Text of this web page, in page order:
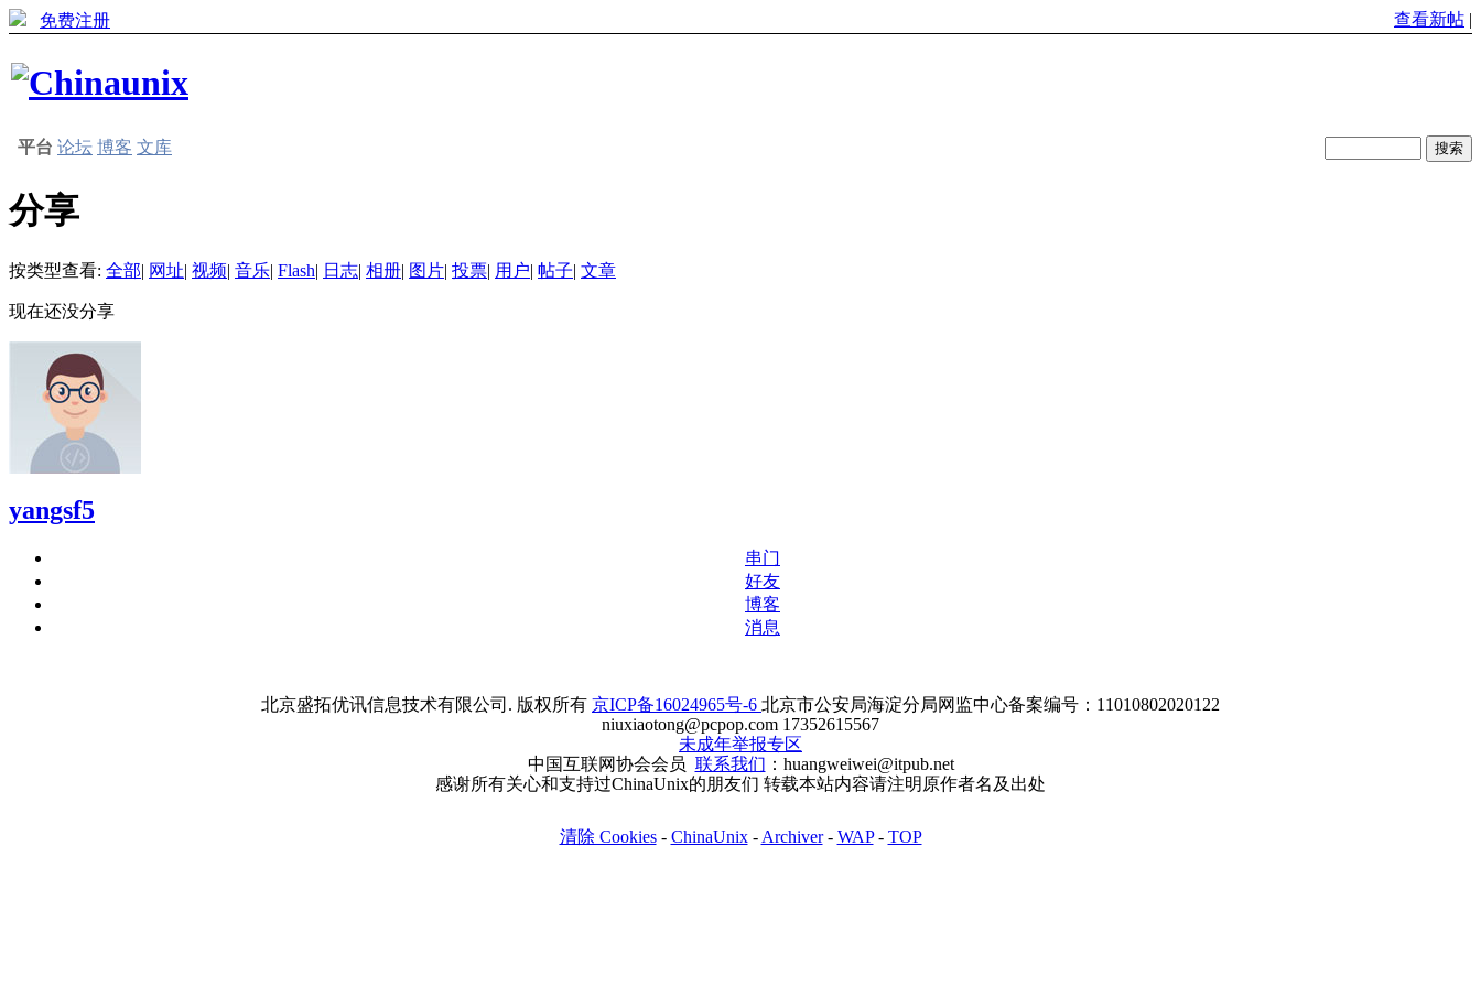
免费注册 查看新帖 |
平台 论坛 博客 文库
分享
按类型查看: 全部| 网址| 视频| 音乐| Flash| 日志| 相册| 图片| 投票| 用户| 帖子| 文章
现在还没分享
yangsf5
串门
好友
博客
消息
北京盛拓优讯信息技术有限公司. 版权所有 京ICP备16024965号-6 北京市公安局海淀分局网监中心备案编号：11010802020122
niuxiaotong@pcpop.com 17352615567
未成年举报专区
中国互联网协会会员 联系我们 ：huangweiwei@itpub.net
感谢所有关心和支持过ChinaUnix的朋友们 转载本站内容请注明原作者名及出处
清除 Cookies- ChinaUnix- Archiver- WAP- TOP